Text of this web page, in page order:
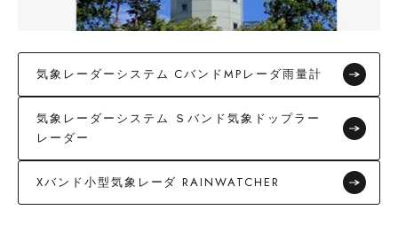
気象レーダーシステム CバンドMPレーダ雨量計
気象レーダーシステム Ｓバンド気象ドップラー
レーダー
Xバンド小型気象レーダ RAINWATCHER